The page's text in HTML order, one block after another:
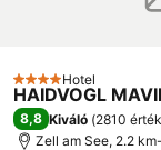
4 Kategória
Hotel
HAIDVOGL
8,8 Kiváló (2810
Zell am See, 2.2